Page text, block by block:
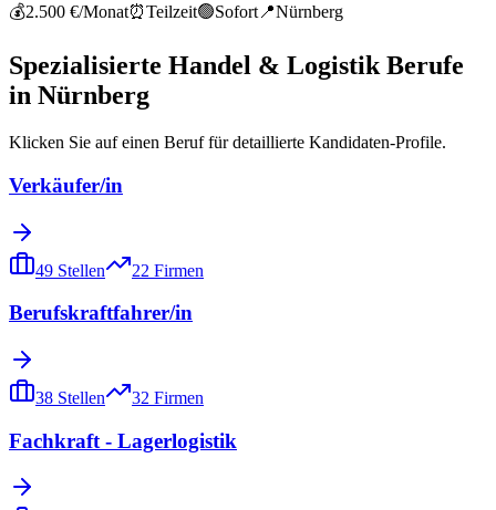
💰2.500 €/Monat⏰Teilzeit🟢Sofort 📍Nürnberg
Spezialisierte Handel & LogistikBerufe
in Nürnberg
Klicken Sie auf einen Beruf für detaillierte Kandidaten-Profile.
Verkäufer/in
49 Stellen 22 Firmen
Berufskraftfahrer/in
38 Stellen 32 Firmen
Fachkraft - Lagerlogistik